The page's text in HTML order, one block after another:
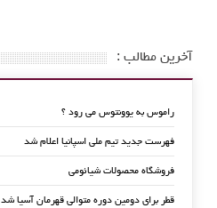
آخرین مطالب :
راموس به یوونتوس می رود ؟
فهرست جدید تیم ملی اسپانیا اعلام شد
فروشگاه محصولات شیائومی
قطر برای دومین دوره متوالی قهرمان آسیا شد